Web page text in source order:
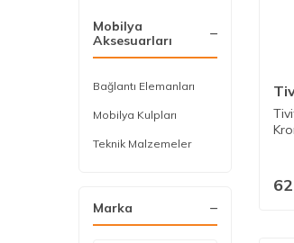
Mobilya
Aksesuarları
Bağlantı Elemanları
Mobilya Kulpları
Teknik Malzemeler
Marka